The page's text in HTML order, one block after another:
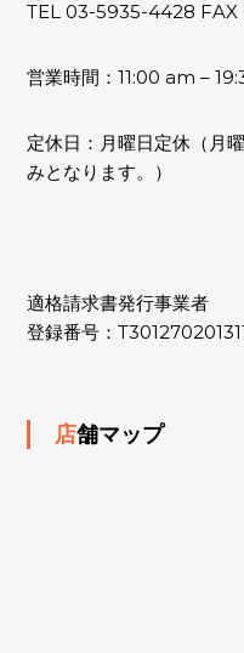
TEL 03-5935-4428
営業時間：11:00 am –
定休日：月曜日定休（月
みとなります。）
適格請求書発行事業者
登録番号：
店舗マップ